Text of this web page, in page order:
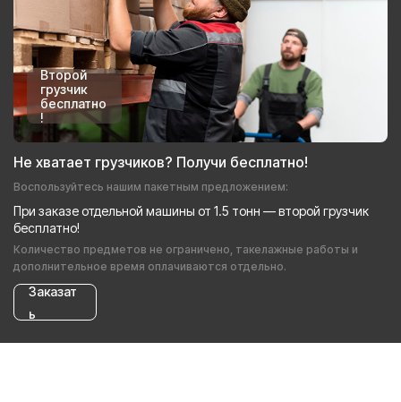
Второй
грузчик
бесплатно
!
Не хватает грузчиков? Получи бесплатно!
Воспользуйтесь нашим пакетным предложением:
При заказе отдельной машины от 1.5 тонн — второй грузчик
бесплатно!
Количество предметов не ограничено, такелажные работы и
дополнительное время оплачиваются отдельно.
Заказат
ь